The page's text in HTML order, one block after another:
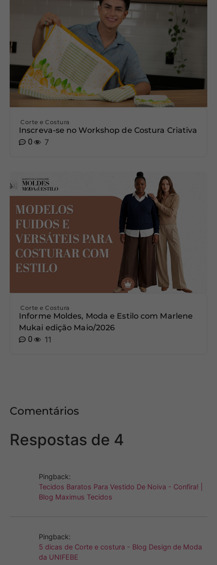
Corte e Costura
Inscreva-se no Workshop de Costura Criativa
0
7
Corte e Costura
Informe Moldes, Moda e Estilo com Marlene
Mukai edição Maio/2026
0
11
Comentários
Respostas de 4
Pingback:
Tecidos Baratos Para Vestido De Noiva - Confira! |
Blog Maximus Tecidos
Pingback:
5 dicas de Corte e costura - Blog Design de Moda
da UNIFEBE